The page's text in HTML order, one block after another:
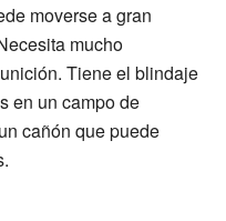
moverse a gran
mucho
Tiene el blindaje
en un campo de
cañón que puede